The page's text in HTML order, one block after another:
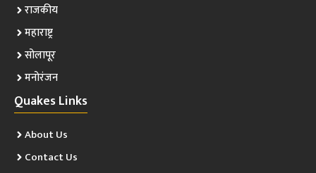
राजकीय
महाराष्ट्र
सोलापूर
मनोरंजन
Quakes Links
About Us
Contact Us